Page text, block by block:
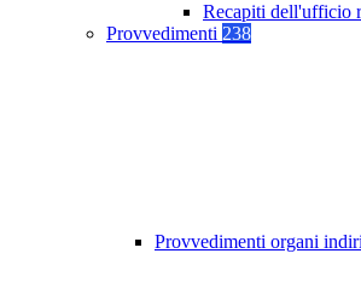
Recapiti dell'ufficio
Provvedimenti 238
Provvedimenti organi